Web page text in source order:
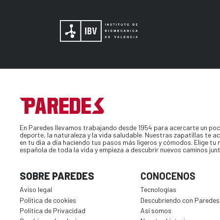
En Paredes llevamos trabajando desde 1954 para acercarte un
deporte, la naturaleza y la vida saludable. Nuestras zapatillas te
en tu día a día haciendo tus pasos más ligeros y cómodos. Elige tu
española de toda la vida y empieza a descubrir nuevos caminos
SOBRE PAREDES
Aviso legal
Política de cookies
Política de Privacidad
CONOCENOS
Tecnologías
Descubriendo con Paredes
Así somos